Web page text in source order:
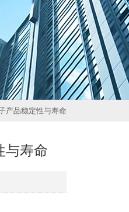
产品稳定性与寿命
与寿命